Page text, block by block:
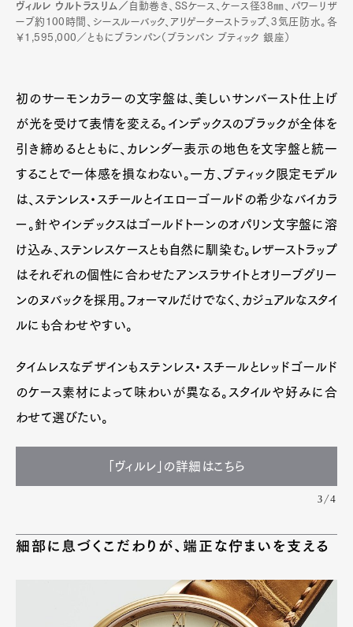
ヴィルレ ウルトラスリム／ 自動巻き、SSケース、ケース径38㎜、パワーリザ
ーブ約100時間、シースルーバック、アリゲーターストラップ、3気圧防水。各
￥1,595,000／ともにブランパン（ブランパン ブティック 銀座）
初のサーモンカラーの文字盤は、美しいサンバースト仕上げ
が光を受けて表情を変える。インデックスのブラックが全体を
引き締めるとともに、カレンダー表示の地色を文字盤と統一
することで一体感を損なわない。一方、ブティック限定モデル
は、ステンレス・スチールとイエローゴールドの希少なバイカラ
ー。針やインデックスはゴールドトーンのオパリン文字盤に溶
け込み、ステンレスケースとも自然に馴染む。レザーストラップ
はそれぞれの個性に合わせたアンスラサイトとオリーブグリー
ンのヌバックを採用。フォーマルだけでなく、カジュアルなスタイ
ルにも合わせやすい。
タイムレスなデザインもステンレス・スチールとレッドゴールド
のケース素材によって味わいが異なる。スタイルや好みに合
わせて選びたい。
「ヴィルレ」の詳細はこちら
3/4
細部に息づくこだわりが、端正な佇まいを支える